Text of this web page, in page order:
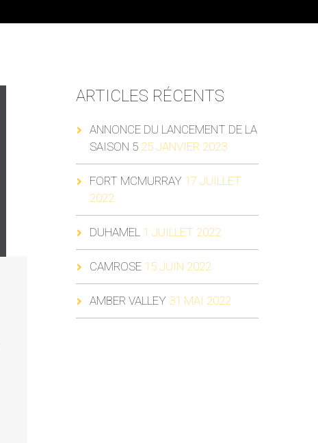
ARTICLES RÉCENTS
ANNONCE DU LANCEMENT DE LA
SAISON 5 25 JANVIER 2023
FORT MCMURRAY 17 JUILLET
2022
DUHAMEL 1 JUILLET 2022
CAMROSE 15 JUIN 2022
AMBER VALLEY 31 MAI 2022